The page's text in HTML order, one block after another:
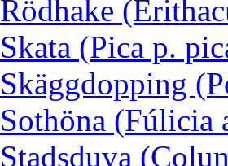
Rödhake
Skata (Pica p.
Skäggdopping
Sothöna (Fúlicia
Stadsduva